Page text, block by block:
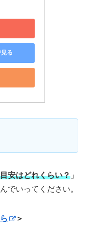
る
安はどれくらい？ 」
でいってください。
＞